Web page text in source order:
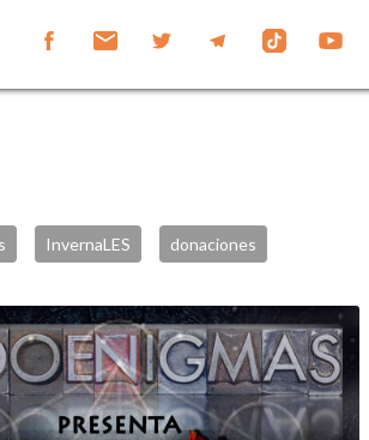
InvernaLES donaciones